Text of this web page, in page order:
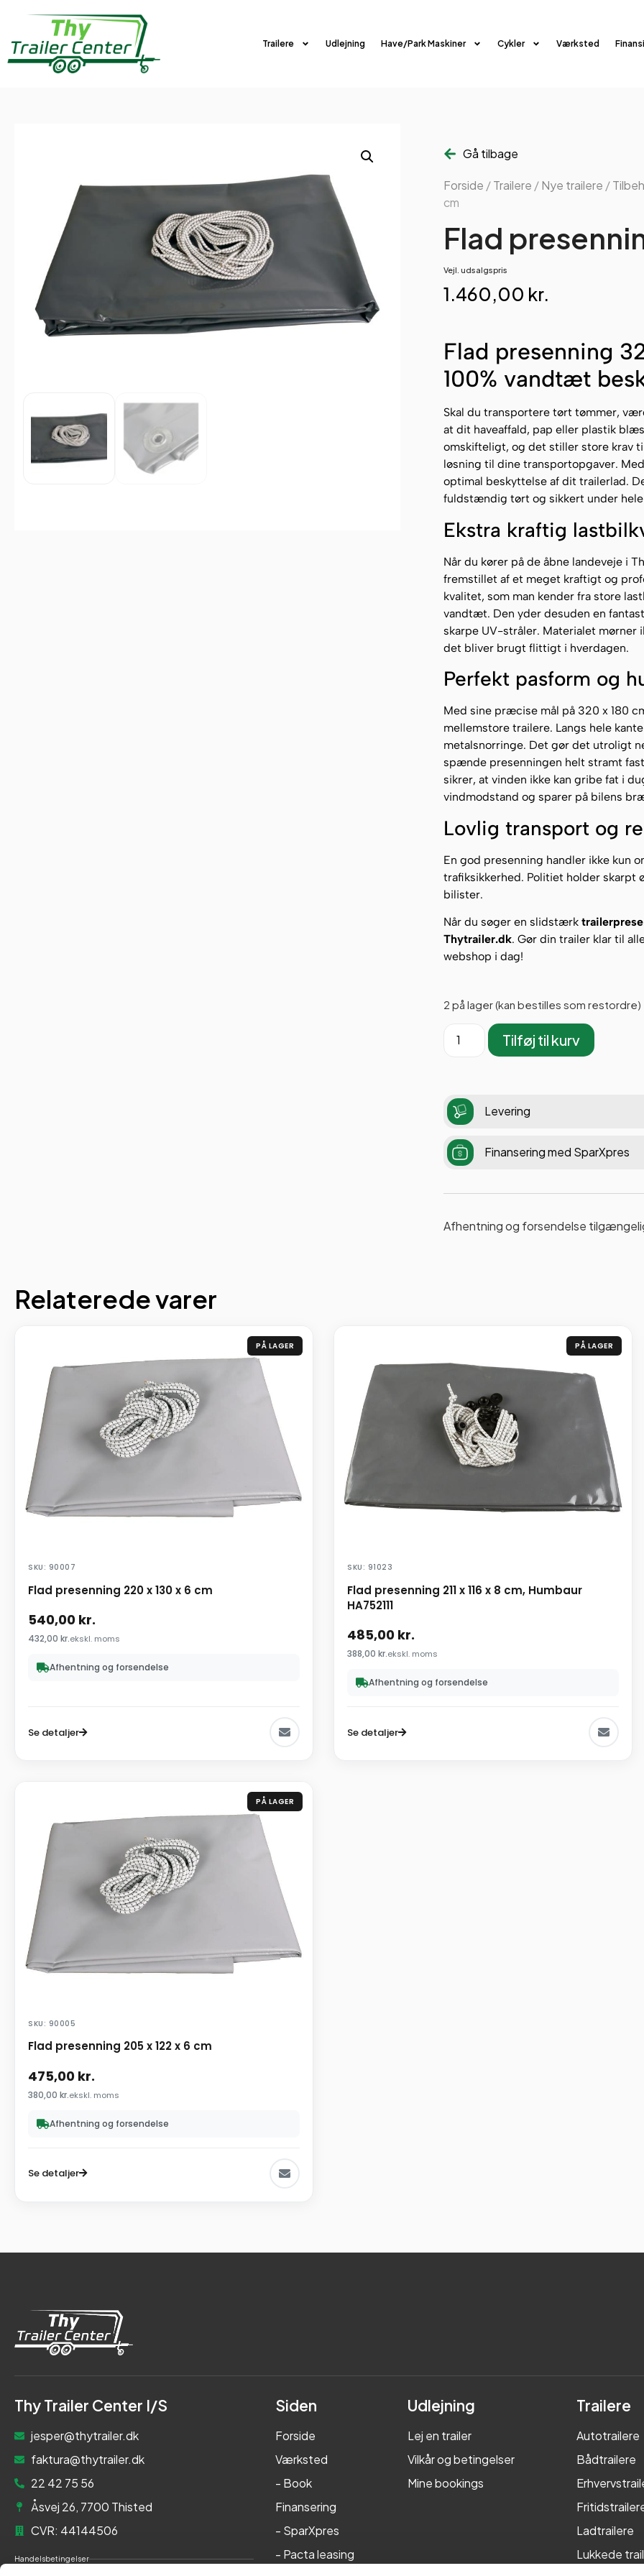
Trailere Udlejning Have/Park Maskiner Cykler Værksted
Gå tilbage
Forside /Trailere /Nye trailere /
cm
Flad
Vejl. udsalgspris
1.460,00 kr.
Flad presenning
100% vandtæt
Skal du transportere tørt tømmer,
at dit haveaffald, pap eller plastik
omskifteligt, og det stiller store krav
løsning til dine transportopgaver.
optimal beskyttelse af dit trailerlad.
fuldstændig tørt og sikkert under
Ekstra kraftig
Når du kører på de åbne landeveje i
fremstillet af et meget kraftigt og
kvalitet, som man kender fra store
vandtæt. Den yder desuden en
skarpe UV-stråler. Materialet mørner
det bliver brugt flittigt i hverdagen.
Perfekt pasform og
Med sine præcise mål på 320 x 180
mellemstore trailere. Langs hele
metalsnorringe. Det gør det utroligt
spænde presenningen helt stramt
sikrer, at vinden ikke kan gribe fat i
vindmodstand og sparer på bilens
Lovlig transport og
En god presenning handler ikke kun
trafiksikkerhed. Politiet holder skarpt
bilister.
Når du søger en slidstærk
Thytrailer.dk. Gør din trailer klar til
webshop i dag!
2 på lager (kan bestilles som restordre)
Tilføj til kurv
Levering
Finansering med SparXpres
Afhentning og forsendelse
Relaterede varer
PÅ LAGER
SKU: 90007
Flad presenning 220 x 130 x 6 cm
540,00 kr.
432,00 kr.ekskl. moms
Afhentning og forsendelse
Se detaljer
PÅ LAGER
SKU: 91023
Flad presenning 211 x 116 x 8 cm, Humbaur
HA752111
485,00 kr.
388,00 kr.ekskl. moms
Afhentning og forsendelse
Se detaljer
PÅ LAGER
SKU: 90005
Flad presenning 205 x 122 x 6 cm
475,00 kr.
380,00 kr.ekskl. moms
Afhentning og forsendelse
Se detaljer
Thy Trailer Center I/S
jesper@thytrailer.dk
faktura@thytrailer.dk
22 42 75 56
Åsvej 26, 7700 Thisted
CVR: 44144506
Handelsbetingelser
Siden
Forside
Værksted
- Book
Finansering
- SparXpres
- Pacta leasing
Udlejning
Lej en trailer
Vilkår og betingelser
Mine bookings
Trailere
Autotrailere
Bådtrailere
Ladtrailere
Lukkede